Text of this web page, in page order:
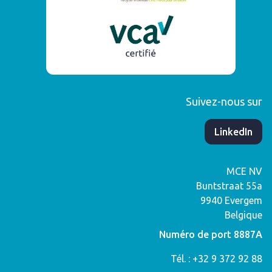
Suivez-nous sur
​LinkedIn
MCE NV
Buntstraat 55a
9940 Evergem
Belgique
Numéro de port 8887A
Tél. : +32 9 372 92 88